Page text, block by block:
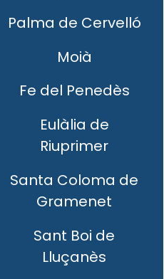
Palma de Cervelló
Moià
Fe del Penedès
Eulàlia de
Riuprimer
Santa Coloma de
Gramenet
Sant Boi de
Lluçanès